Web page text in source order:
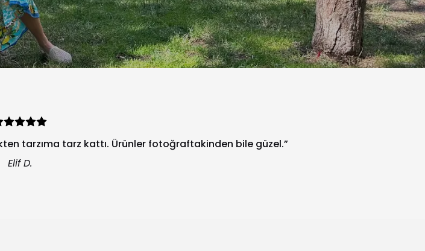
tarzıma tarz kattı. Ürünler fotoğraftakinden bile güzel.”
Elif D.